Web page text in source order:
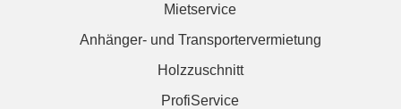
Mietservice
Anhänger- und Transportervermietung
Holzzuschnitt
ProfiService